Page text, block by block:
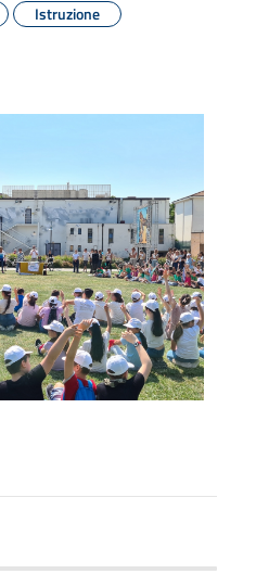
Istruzione